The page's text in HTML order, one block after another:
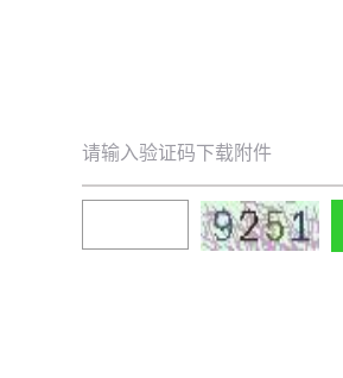
请输入验证码下载附件